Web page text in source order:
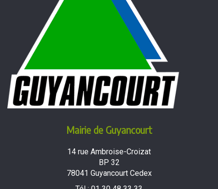
Mairie de Guyancourt
14 rue Ambroise-Croizat
BP 32
78041 Guyancourt Cedex